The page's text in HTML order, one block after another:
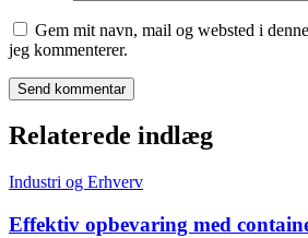
Gem mit navn, mail og websted i
jeg kommenterer.
Relaterede indlæg
Industri og Erhverv
Effektiv opbevaring med